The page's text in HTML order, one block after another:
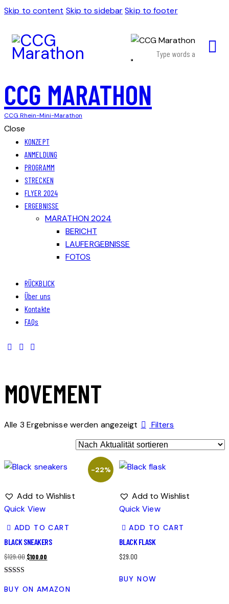
Skip to content Skip to sidebar Skip to footer
CCG MARATHON
CCG Rhein-Mini-Marathon
Close
KONZEPT
ANMELDUNG
PROGRAMM
STRECKEN
FLYER 2024
ERGEBNISSE
MARATHON 2024
BERICHT
LAUFERGEBNISSE
FOTOS
RÜCKBLICK
Über uns
Kontakte
FAQs
MOVEMENT
Alle 3 Ergebnisse werden angezeigt Filters
-22%
Add to Wishlist
Quick View
ADD TO CART
BLACK SNEAKERS
$129.00 $100.00
mit
4.00
BUY ON AMAZON
Add to Wishlist
Quick View
ADD TO CART
BLACK FLASK
$29.00
BUY NOW